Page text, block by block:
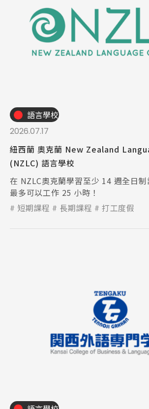
語言學校
2026.07.17
紐西蘭 奧克蘭 New Zealand
(NZLC) 語言學校
在 NZLC奧克蘭學習至少 14 週全日
最多可以工作 25 小時！
短期課程
長期課程 打工度假